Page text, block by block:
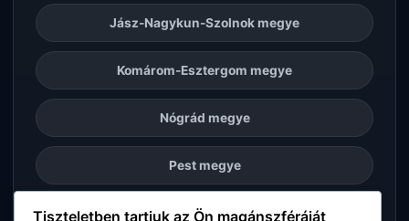
Jász-Nagykun-Szolnok megye
Komárom-Esztergom megye
Nógrád megye
Pest megye
Somogy megye
Tiszteletben tartjuk az Ön magánszféráját